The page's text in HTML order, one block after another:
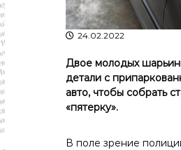
р
а
а
"
о
р
о
м
24.02.2022
Двое молодых
детали с
авто, чтобы собрать
«пятерку».
В поле зрение